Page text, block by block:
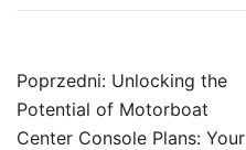
Nawigacja
wpisu
Poprzedni: Unlocking the
Potential of Motorboat
Center Console Plans: Your